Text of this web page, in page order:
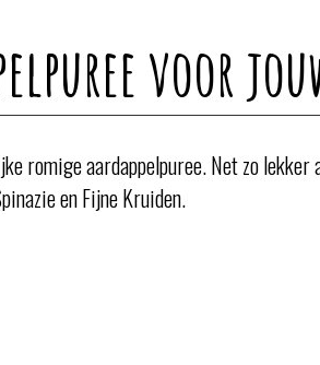
voor
romige aardappelpuree. Net zo lekker
en Fijne Kruiden.